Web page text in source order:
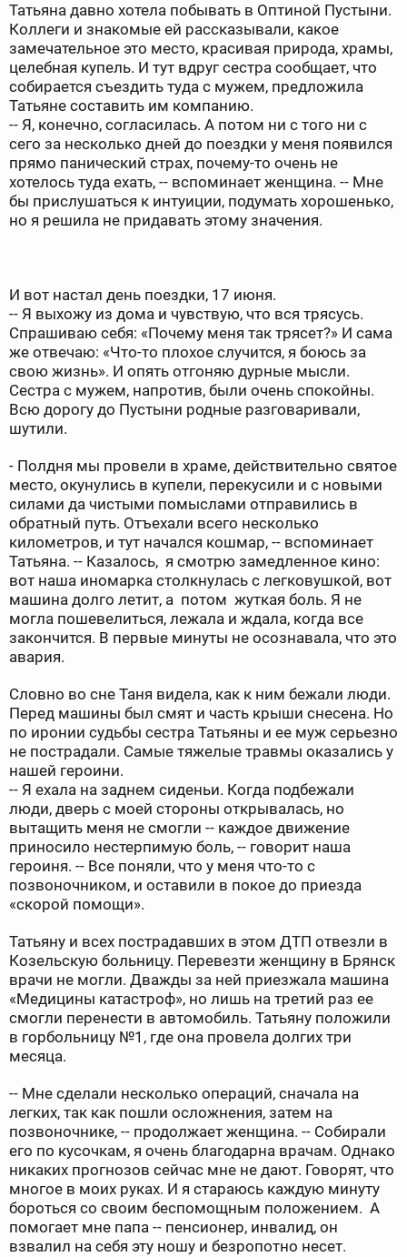
Татьяна давно хотела побывать в Оптиной Пустыни.
Коллеги и знакомые ей рассказывали, какое
замечательное это место, красивая природа, храмы,
целебная купель. И тут вдруг сестра сообщает, что
собирается съездить туда с мужем, предложила
Татьяне составить им компанию.
-- Я, конечно, согласилась. А потом ни с того ни с
сего за несколько дней до поездки у меня появился
прямо панический страх, почему-то очень не
хотелось туда ехать, -- вспоминает женщина. -- Мне
бы прислушаться к интуиции, подумать хорошенько,
но я решила не придавать этому значения.
И вот настал день поездки, 17 июня.
-- Я выхожу из дома и чувствую, что вся трясусь.
Спрашиваю себя: «Почему меня так трясет?» И сама
же отвечаю: «Что-то плохое случится, я боюсь за
свою жизнь». И опять отгоняю дурные мысли.
Сестра с мужем, напротив, были очень спокойны.
Всю дорогу до Пустыни родные разговаривали,
шутили.
- Полдня мы провели в храме, действительно святое
место, окунулись в купели, перекусили и с новыми
силами да чистыми помыслами отправились в
обратный путь. Отъехали всего несколько
километров, и тут начался кошмар, -- вспоминает
Татьяна. -- Казалось, я смотрю замедленное кино:
вот наша иномарка столкнулась с легковушкой, вот
машина долго летит, а потом жуткая боль. Я не
могла пошевелиться, лежала и ждала, когда все
закончится. В первые минуты не осознавала, что это
авария.
Словно во сне Таня видела, как к ним бежали люди.
Перед машины был смят и часть крыши снесена. Но
по иронии судьбы сестра Татьяны и ее муж серьезно
не пострадали. Самые тяжелые травмы оказались у
нашей героини.
-- Я ехала на заднем сиденьи. Когда подбежали
люди, дверь с моей стороны открывалась, но
вытащить меня не смогли -- каждое движение
приносило нестерпимую боль, -- говорит наша
героиня. -- Все поняли, что у меня что-то с
позвоночником, и оставили в покое до приезда
«скорой помощи».
Татьяну и всех пострадавших в этом ДТП отвезли в
Козельскую больницу. Перевезти женщину в Брянск
врачи не могли. Дважды за ней приезжала машина
«Медицины катастроф», но лишь на третий раз ее
смогли перенести в автомобиль. Татьяну положили
в горбольницу №1, где она провела долгих три
месяца.
-- Мне сделали несколько операций, сначала на
легких, так как пошли осложнения, затем на
позвоночнике, -- продолжает женщина. -- Собирали
его по кусочкам, я очень благодарна врачам. Однако
никаких прогнозов сейчас мне не дают. Говорят, что
многое в моих руках. И я стараюсь каждую минуту
бороться со своим беспомощным положением. А
помогает мне папа -- пенсионер, инвалид, он
взвалил на себя эту ношу и безропотно несет.